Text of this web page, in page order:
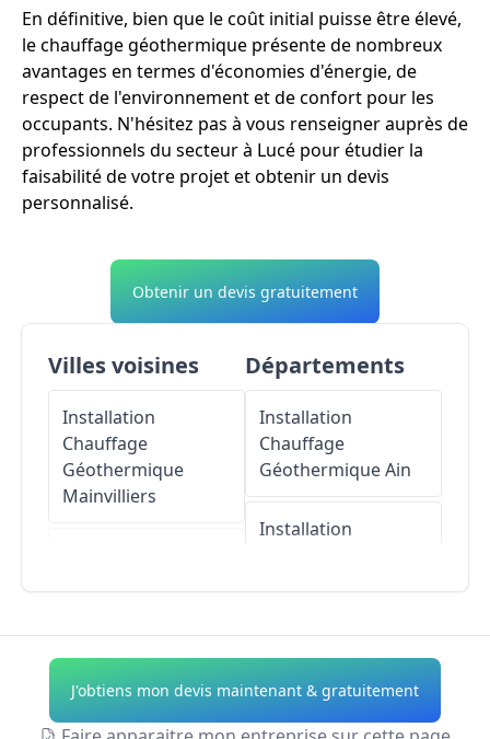
En définitive, bien que le coût initial puisse être élevé,
le chauffage géothermique présente de nombreux
avantages en termes d'économies d'énergie, de
respect de l'environnement et de confort pour les
occupants. N'hésitez pas à vous renseigner auprès de
professionnels du secteur à Lucé pour étudier la
faisabilité de votre projet et obtenir un devis
personnalisé.
Obtenir un devis gratuitement
Villes voisines
Installation
Chauffage
Géothermique
Mainvilliers
Luisant
Installation
Chauffage
Départements
Installation
Chauffage
GéothermiqueAin
Installation
Chauffage
GéothermiqueAllier
J'obtiens mon devis maintenant & gratuitement